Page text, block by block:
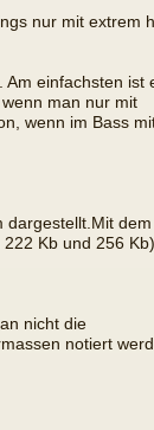
nur mit extrem
Am einfachsten ist
man nur mit
wenn im Bass
dargestellt.Mit dem
Kb und 256
nicht die
notiert